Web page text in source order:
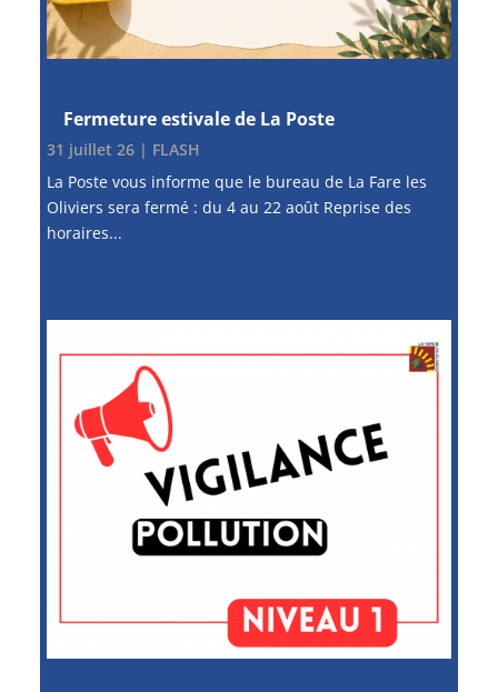
Fermeture estivale de La Poste
31 juillet 26| FLASH
La Poste vous informe que le bureau de La Fare les
Oliviers sera fermé : du 4 au 22 août Reprise des
horaires...